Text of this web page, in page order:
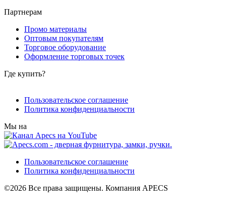
Партнерам
Промо материалы
Оптовым покупателям
Торговое оборудование
Оформление торговых точек
Где купить?
Пользовательское соглашение
Политика конфиденциальности
Мы на
Пользовательское соглашение
Политика конфиденциальности
©2026 Все права защищены. Компания APECS